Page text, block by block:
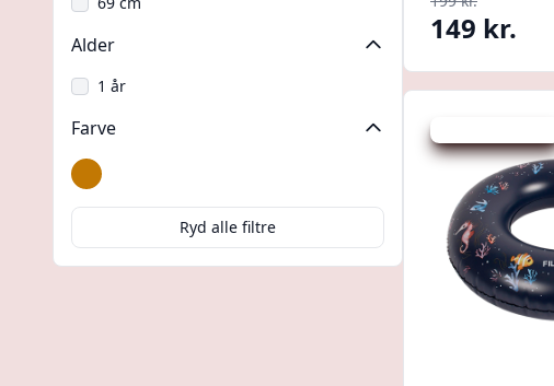
Alder
1 år
Farve
Gul
Ryd alle filtre
149 kr.